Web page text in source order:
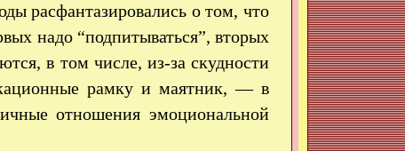
расфантазировались о том, что
надо “подпитываться”, вторых
в том числе, из-за скудности
рамку и маятник, — в
отношения эмоциональной